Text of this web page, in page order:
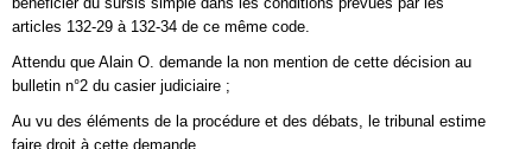
articles 132-29 à 132-34 de ce même code.
Attendu que Alain O. demande la non mention de cette décision au
bulletin n°2 du casier judiciaire ;
Au vu des éléments de la procédure et des débats, le tribunal estime
faire droit à cette demande.